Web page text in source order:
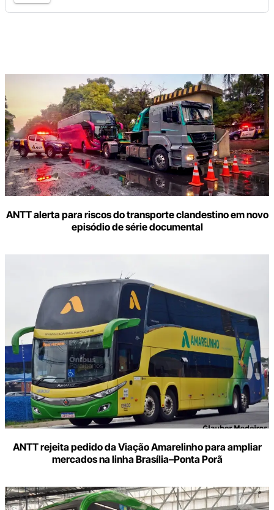
ANTT alerta para riscos do transporte clandestino em novo
episódio de série documental
ANTT rejeita pedido da Viação Amarelinho para ampliar
mercados na linha Brasília–Ponta Porã
o
seu
e-
mail